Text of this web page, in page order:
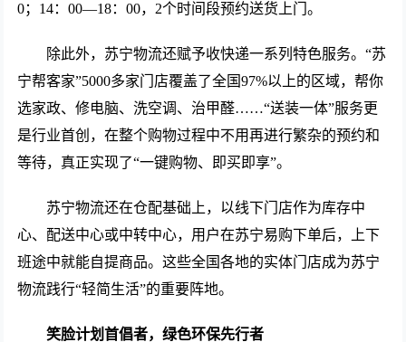
0；14：00—18：00，2个时间段预约送货上门。
除此外，苏宁物流还赋予收快递一系列特色服务。“苏
宁帮客家”5000多家门店覆盖了全国97%以上的区域，帮你
选家政、修电脑、洗空调、治甲醛……“送装一体”服务更
是行业首创，在整个购物过程中不用再进行繁杂的预约和
等待，真正实现了“一键购物、即买即享”。
苏宁物流还在仓配基础上，以线下门店作为库存中
心、配送中心或中转中心，用户在苏宁易购下单后，上下
班途中就能自提商品。这些全国各地的实体门店成为苏宁
物流践行“轻简生活”的重要阵地。
笑脸计划首倡者，绿色环保先行者